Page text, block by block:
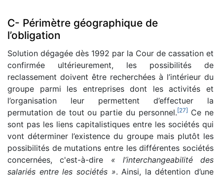
C- Périmètre géographique de
l’obligation
Solution dégagée dès 1992 par la Cour de cassation et
confirmée ultérieurement, les possibilités de
reclassement doivent être recherchées à l’intérieur du
groupe parmi les entreprises dont les activités et
l’organisation leur permettent d’effectuer la
permutation de tout ou partie du personnel.[27] Ce ne
sont pas les liens capitalistiques entre les sociétés qui
vont déterminer l’existence du groupe mais plutôt les
possibilités de mutations entre les différentes sociétés
concernées, c'est-à-dire « l’interchangeabilité des
salariés entre les sociétés ». Ainsi, la détention d’une